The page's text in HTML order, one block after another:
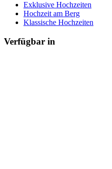
Exklusive Hochzeiten
Hochzeit am Berg
Klassische Hochzeiten
Verfügbar in